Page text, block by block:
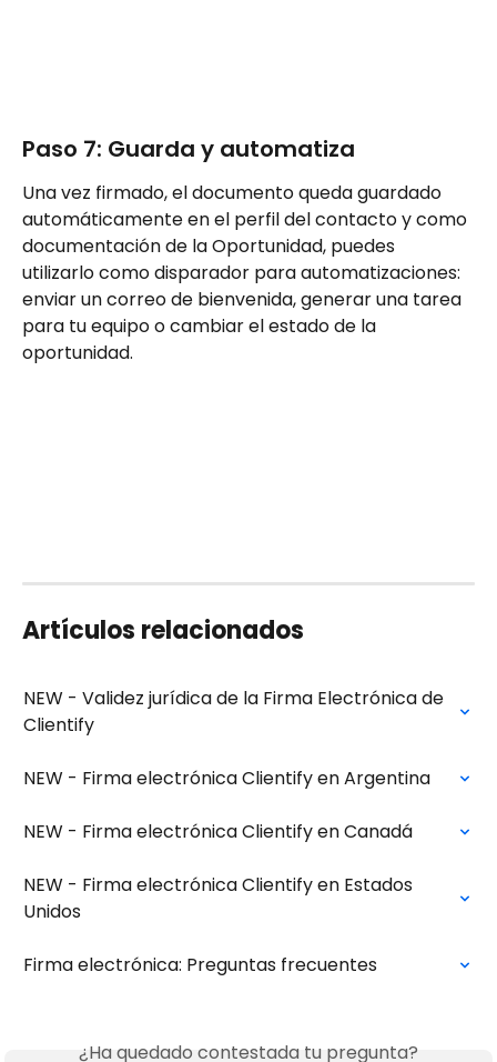
Paso 7: Guarda y automatiza
Una vez firmado, el documento queda guardado
automáticamente en el perfil del contacto y como
documentación de la Oportunidad, puedes
utilizarlo como disparador para automatizaciones:
enviar un correo de bienvenida, generar una tarea
para tu equipo o cambiar el estado de la
oportunidad.
Artículos relacionados
NEW - Validez jurídica de la Firma Electrónica de
Clientify
NEW - Firma electrónica Clientify en Argentina
NEW - Firma electrónica Clientify en Canadá
NEW - Firma electrónica Clientify en Estados
Unidos
Firma electrónica: Preguntas frecuentes
¿Ha quedado contestada tu pregunta?